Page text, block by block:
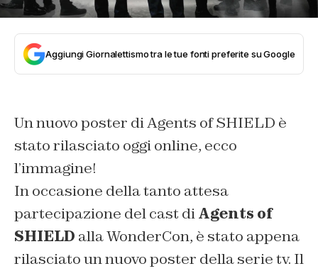
Aggiungi Giornalettismo tra le tue fonti preferite su Google
Un nuovo poster di Agents of SHIELD è
stato rilasciato oggi online, ecco
l’immagine!
In occasione della tanto attesa
partecipazione del cast diAgents of
SHIELD allaWonderCon, è stato appena
rilasciato un nuovo poster della serie tv. Il